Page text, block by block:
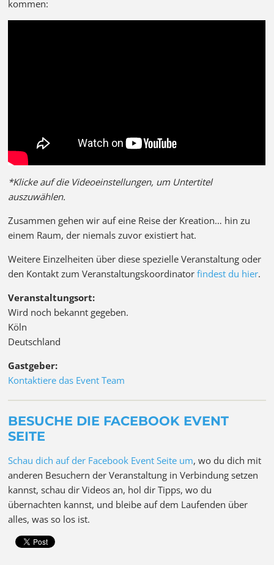
kommen:
*Klicke auf die Videoeinstellungen, um Untertitel
auszuwählen.
Zusammen gehen wir auf eine Reise der Kreation… hin zu
einem Raum, der niemals zuvor existiert hat.
Weitere Einzelheiten über diese spezielle Veranstaltung oder
den Kontakt zum Veranstaltungskoordinatorfindest du hier.
Veranstaltungsort:
Wird noch bekannt gegeben.
Köln
Deutschland
Gastgeber:
Kontaktiere das Event Team
BESUCHE DIE FACEBOOK EVENT
SEITE
Schau dich auf der Facebook Event Seite um, wo du dich mit
anderen Besuchern der Veranstaltung in Verbindung setzen
kannst, schau dir Videos an, hol dir Tipps, wo du
übernachten kannst, und bleibe auf dem Laufenden über
alles, was so los ist.